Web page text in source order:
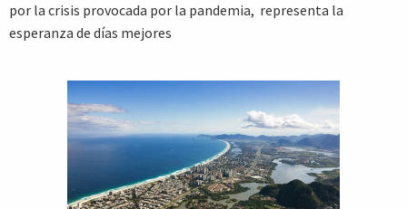
por la crisis provocada por la pandemia, representa la
esperanza de días mejores